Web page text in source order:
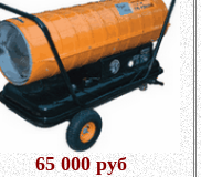
65 000 руб